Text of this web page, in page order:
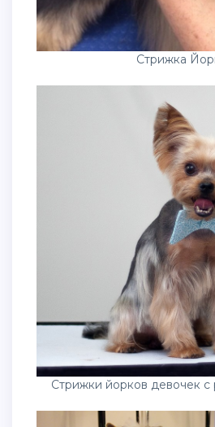
Стрижка
Стрижки йорков девочек